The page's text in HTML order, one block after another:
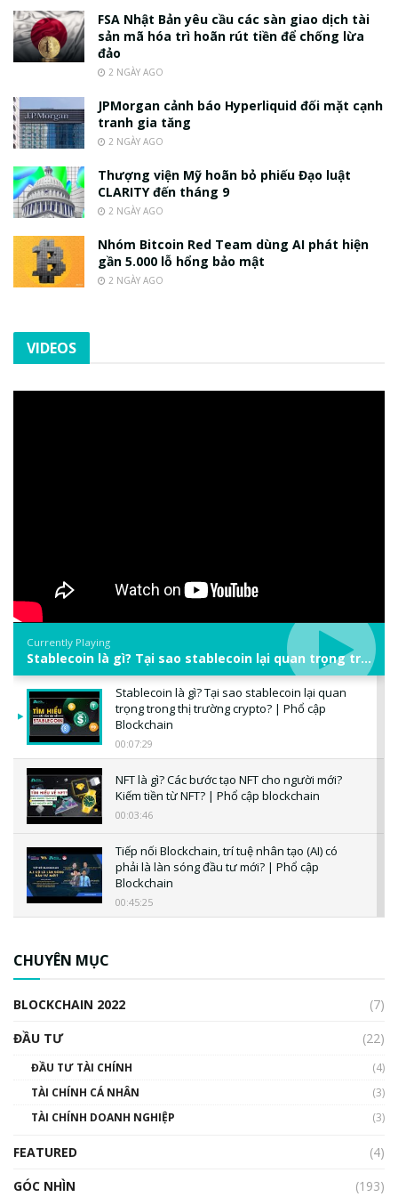
FSA Nhật Bản yêu cầu các sàn giao dịch tài
sản mã hóa trì hoãn rút tiền để chống lừa
đảo
2 NGÀY AGO
JPMorgan cảnh báo Hyperliquid đối mặt cạnh
tranh gia tăng
2 NGÀY AGO
Thượng viện Mỹ hoãn bỏ phiếu Đạo luật
CLARITY đến tháng 9
2 NGÀY AGO
Nhóm Bitcoin Red Team dùng AI phát hiện
gần 5.000 lỗ hổng bảo mật
2 NGÀY AGO
VIDEOS
Currently Playing
Stablecoin là gì? Tại sao stablecoin lại quan trọng trong thị trường crypto? | Phổ cập Blockchain
Stablecoin là gì? Tại sao stablecoin lại quan
trọng trong thị trường crypto? | Phổ cập
Blockchain
00:07:29
NFT là gì? Các bước tạo NFT cho người mới?
Kiếm tiền từ NFT? | Phổ cập blockchain
00:03:46
Tiếp nối Blockchain, trí tuệ nhân tạo (AI) có
phải là làn sóng đầu tư mới? | Phổ cập
Blockchain
00:45:25
00:02:14
Nhìn lại năm 2022: Những sự kiện ảnh hưởng
đến hệ sinh thái tiền mã hoá | Phổ cập
CHUYÊN MỤC
BLOCKCHAIN 2022
(7)
ĐẦU TƯ
(22)
ĐẦU TƯ TÀI CHÍNH
(4)
TÀI CHÍNH CÁ NHÂN
(3)
TÀI CHÍNH DOANH NGHIỆP
(3)
FEATURED
(4)
GÓC NHÌN
(193)